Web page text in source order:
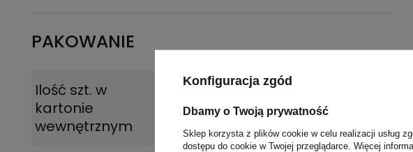
PAKOWANIE
Ilość szt. w
kartonie
wewnętrznym
50
Konfiguracja zgód
Dbamy o Twoją prywatność
Sklep korzysta z plików cookie w celu realizacji usług
dostępu do cookie w Twojej przeglądarce. Więcej